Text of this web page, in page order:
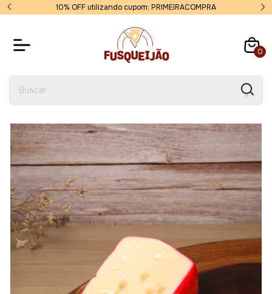
10% OFF utilizando cupom: PRIMEIRACOMPRA
0